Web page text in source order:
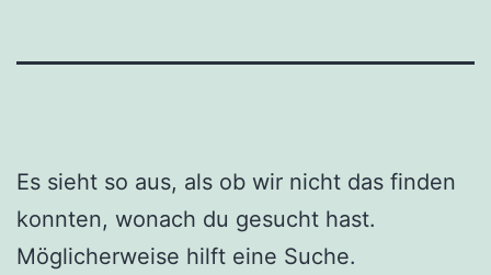
Es sieht so aus, als ob wir nicht das finden
konnten, wonach du gesucht hast.
Möglicherweise hilft eine Suche.